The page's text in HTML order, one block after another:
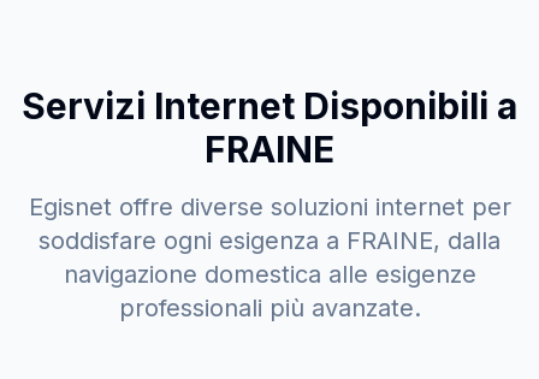
Servizi Internet Disponibili a
FRAINE
Egisnet offre diverse soluzioni internet per
soddisfare ogni esigenza a FRAINE, dalla
navigazione domestica alle esigenze
professionali più avanzate.